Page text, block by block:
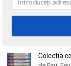
Alain Manevy
Alan Butler
Alan Dean
Alain Manevy
Alan Butler
Alan Dean
Doctrina
de
Colectia